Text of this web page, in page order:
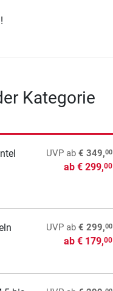
Kategorie
UVP ab€ 349,00
ab€ 299,00
UVP ab€ 299,00
ab€ 179,00